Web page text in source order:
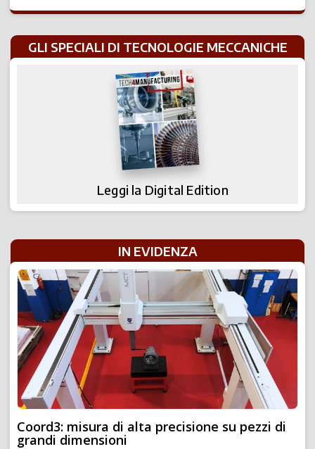
GLI SPECIALI DI TECNOLOGIE MECCANICHE
Leggi la Digital Edition
IN EVIDENZA
Coord3: misura di alta precisione su pezzi di
grandi dimensioni